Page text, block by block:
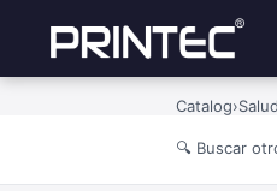
Catalog›
🔍 Buscar